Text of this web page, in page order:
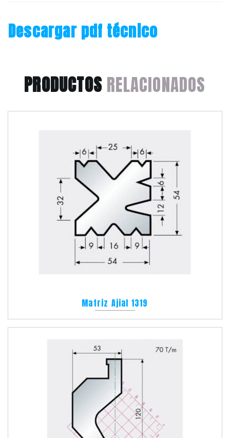
Descargar pdf técnico
PRODUCTOS RELACIONADOS
Matriz Ajial 1319